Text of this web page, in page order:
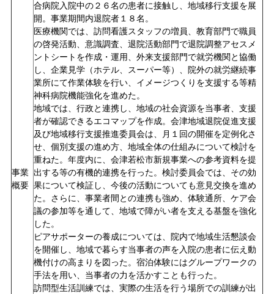
事業
概要
合病院入院中の２６名の患者に接触し、地域移行支援を展
開。事業期間内退院者１８名。
医療機関では、訪問看護スタッフの増員、教育部門で職員
の啓発活動、意識調査、退院活動部門で退院調整アセスメ
ントシートを作成・運用、外来支援部門で就労機関と協働
し、企業見学（ホテル、スーパー等）、院外の就労継続事
業所にて作業体験を行い、イメージつくりを支援する等精
神科病院機能強化を進めた。
地域では、行政と連携し、地域の社会資源を当事者、支援
者が確認できるエコマップを作成。会津地域退院促進支援
及び地域移行支援推進委員会は、月１回の開催を定例化さ
せ、個別支援の進め方、地域全体の仕組みについて検討を
重ねた。年度内に、会津若松市新規事業への参考資料を提
出する等の有機的連携を行った。検討委員会では、その効
果について検証し、今後の活動についても意見交換を進め
た。さらに、事業者間との連携も強め、体験通所、ケア会
議の参加等を通して、地域で障がい者を支える基盤を強化
した。
ピアサポーターの養成については、院内で地域生活懇談会
を開催し、地域で暮らす当事者の声を入院の患者に伝え動
機付けの高まりを図った。宿泊体験にはグループワークの
手法を用い、当事者の力を活かすことも行った。
訪問型生活訓練では、実際の生活を行う場所での訓練が出